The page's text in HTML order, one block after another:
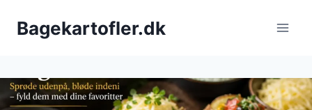
Bagekartofler.dk